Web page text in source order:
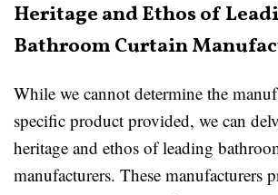
Heritage and Ethos of
Bathroom Curtain
While we cannot determine the
specific product provided, we can
heritage and ethos of leading
manufacturers. These manufacturers